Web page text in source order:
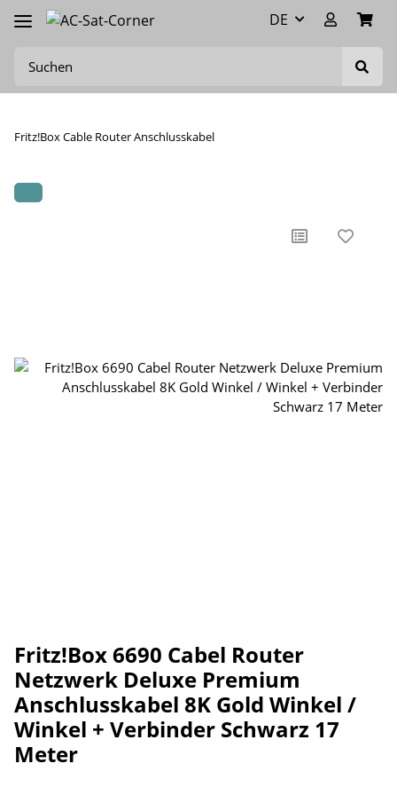
DE
Fritz!Box Cable Router Anschlusskabel
Fritz!Box 6690 Cabel Router
Netzwerk Deluxe Premium
Anschlusskabel 8K Gold Winkel /
Winkel + Verbinder Schwarz 17
Meter